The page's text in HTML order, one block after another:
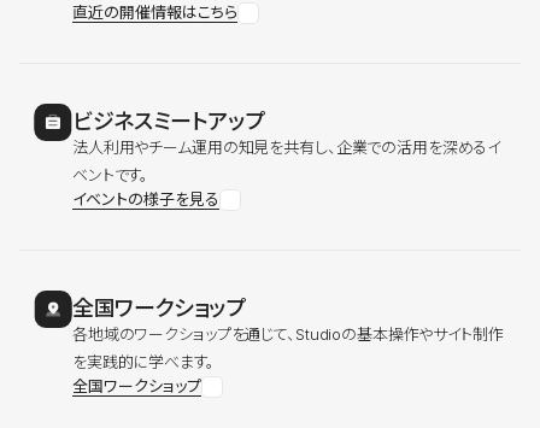
直近の開催情報はこちら
ビジネスミートアップ
法人利用やチーム運用の知見を共有し、企業での活用を深めるイ
ベントです。
イベントの様子を見る
全国ワークショップ
各地域のワークショップを通じて、Studioの基本操作やサイト制作
を実践的に学べます。
全国ワークショップ